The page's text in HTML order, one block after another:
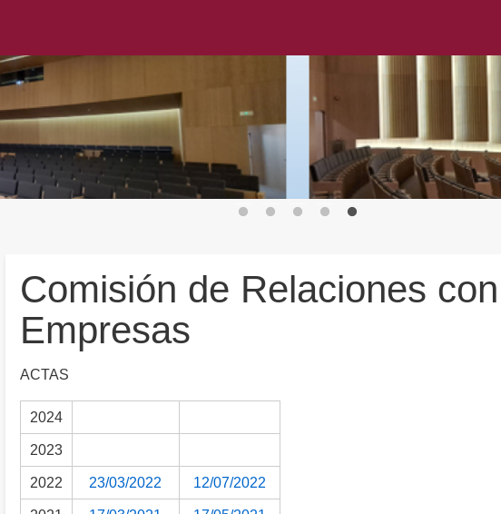
Comisión de Relaciones
Empresas
ACTAS
2024
2023
2022 23/03/2022 12/07/2022